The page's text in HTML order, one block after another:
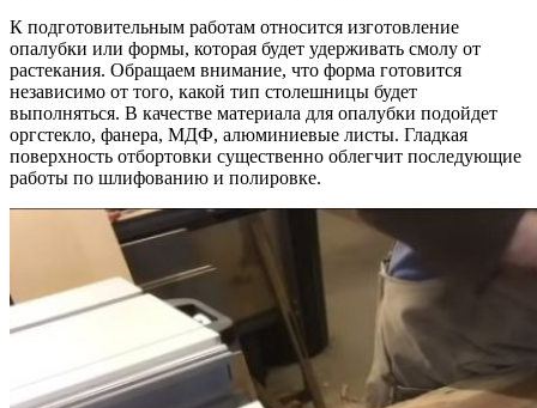
К подготовительным работам относится изготовление
опалубки или формы, которая будет удерживать смолу от
растекания. Обращаем внимание, что форма готовится
независимо от того, какой тип столешницы будет
выполняться. В качестве материала для опалубки подойдет
оргстекло, фанера, МДФ, алюминиевые листы. Гладкая
поверхность отбортовки существенно облегчит последующие
работы по шлифованию и полировке.